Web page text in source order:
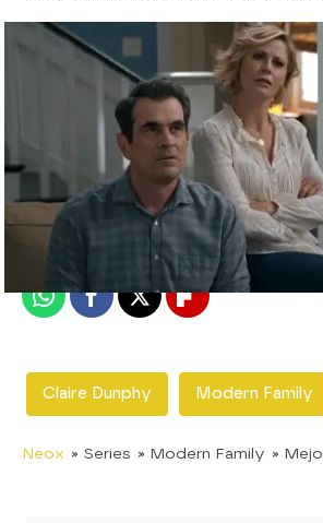
neox
Madrid
Publicado: 14 de noviembre de
WhatsappFacebook
X Flipboard
Claire Dunphy Modern Family
Neox » Series » Modern Family »